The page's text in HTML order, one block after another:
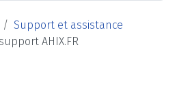
Support et assistance
AHIX.FR